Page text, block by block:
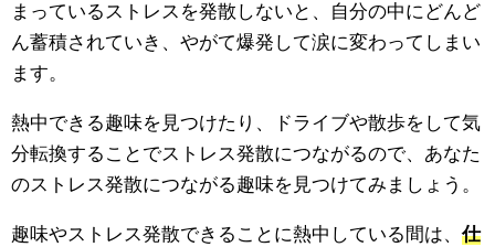
まっているストレスを発散しないと、自分の中にどんど
ん蓄積されていき、やがて爆発して涙に変わってしまい
ます。
熱中できる趣味を見つけたり、ドライブや散歩をして気
分転換することでストレス発散につながるので、あなた
のストレス発散につながる趣味を見つけてみましょう。
趣味やストレス発散できることに熱中している間は、仕